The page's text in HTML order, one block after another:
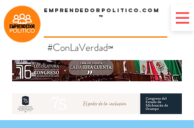
Emprendedorpolitico.com
™
#ConLaVerdad℠